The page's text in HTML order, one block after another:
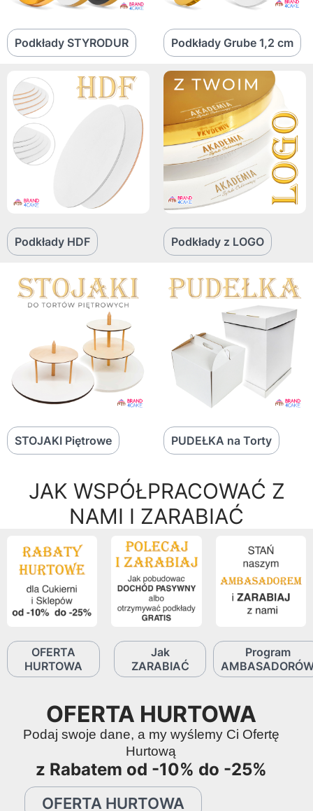
Podkłady STYRODUR Podkłady Grube 1,2 cm
Podkłady HDF Podkłady z LOGO
STOJAKI Piętrowe PUDEŁKA na Torty
JAK WSPÓŁPRACOWAĆ Z
NAMI I ZARABIAĆ
OFERTA
HURTOWA
Jak
ZARABIAĆ
Program
OFERTA HURTOWA
Podaj swoje dane, a my wyślemy Ci Ofertę
Hurtową
z Rabatem od -10% do -25%
OFERTA HURTOWA